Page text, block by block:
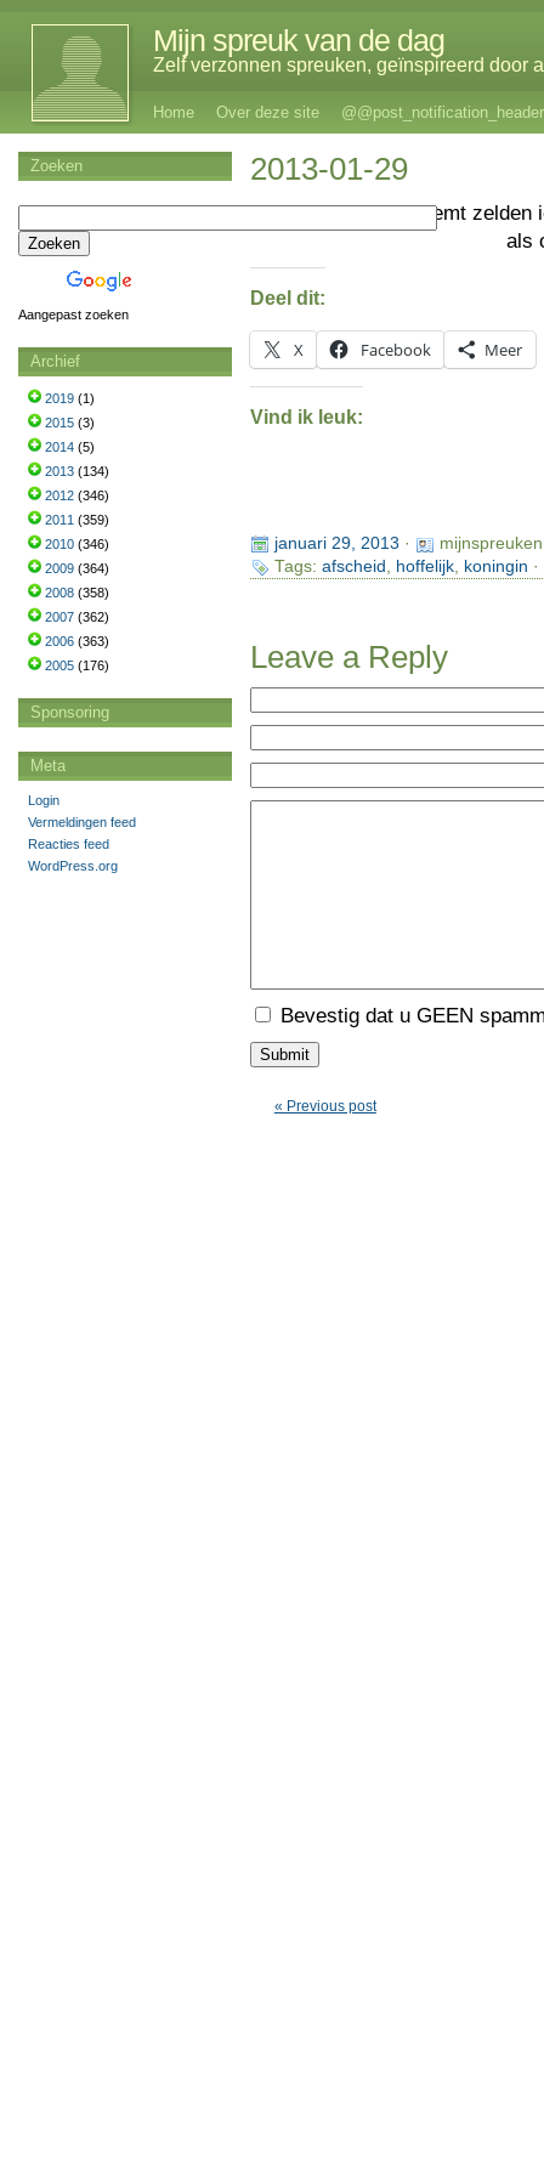
Mijn spreuk van de dag
Zelf verzonnen spreuken, geïnspireerd door
Home Over deze site @@post_notification_header
2013-01-29
Er neemt zelden
als
Deel dit:
X Facebook Meer
Vind ik leuk:
januari 29, 2013 ·
Tags: afscheid , hoffelijk, koningin
Leave a Reply
Bevestig dat u GEEN
« Previous post
Zoeken
Aangepast zoeken
Archief
2019 (1)
2015 (3)
2014 (5)
2013 (134)
2012 (346)
2011 (359)
2010 (346)
2009 (364)
2008 (358)
2007 (362)
2006 (363)
2005 (176)
Sponsoring
Meta
Login
Vermeldingen feed
Reacties feed
WordPress.org